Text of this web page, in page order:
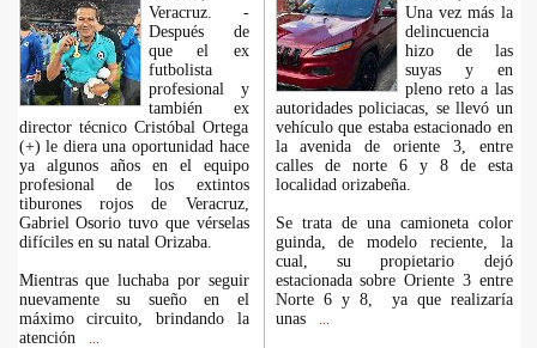
Veracruz. -
Después de
que el ex
futbolista
profesional y
también ex
director técnico Cristóbal Ortega
(+) le diera una oportunidad hace
ya algunos años en el equipo
profesional de los extintos
tiburones rojos de Veracruz,
Gabriel Osorio tuvo que vérselas
difíciles en su natal Orizaba.
Mientras que luchaba por seguir
nuevamente su sueño en el
máximo circuito, brindando la
atención
Una vez más la
delincuencia
hizo de las
suyas y en
pleno reto a las
autoridades policiacas, se llevó un
vehículo que estaba estacionado en
la avenida de oriente 3, entre
calles de norte 6 y 8 de esta
localidad orizabeña.
Se trata de una camioneta color
guinda, de modelo reciente, la
cual, su propietario dejó
estacionada sobre Oriente 3 entre
Norte 6 y 8, ya que realizaría
unas